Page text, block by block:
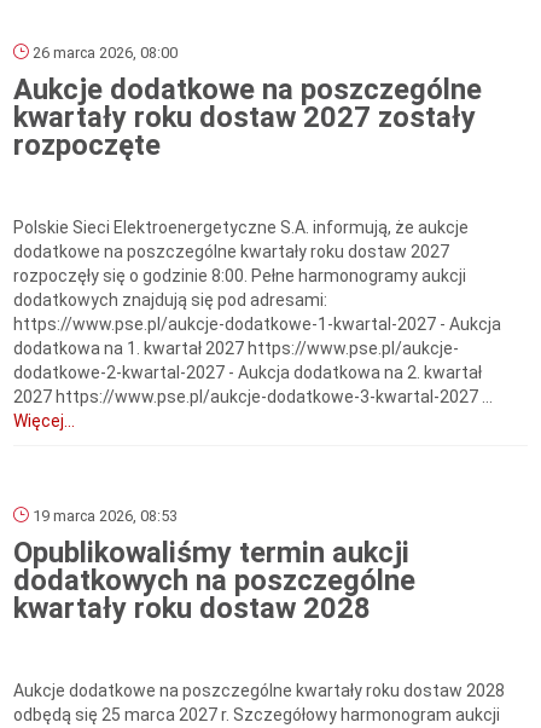
26 marca 2026, 08:00
Aukcje dodatkowe na poszczególne
kwartały roku dostaw 2027 zostały
rozpoczęte
Polskie Sieci Elektroenergetyczne S.A. informują, że aukcje
dodatkowe na poszczególne kwartały roku dostaw 2027
rozpoczęły się o godzinie 8:00. Pełne harmonogramy aukcji
dodatkowych znajdują się pod adresami:
https://www.pse.pl/aukcje-dodatkowe-1-kwartal-2027 - Aukcja
dodatkowa na 1. kwartał 2027 https://www.pse.pl/aukcje-
dodatkowe-2-kwartal-2027 - Aukcja dodatkowa na 2. kwartał
2027 https://www.pse.pl/aukcje-dodatkowe-3-kwartal-2027 ...
Więcej...
19 marca 2026, 08:53
Opublikowaliśmy termin aukcji
dodatkowych na poszczególne
kwartały roku dostaw 2028
Aukcje dodatkowe na poszczególne kwartały roku dostaw 2028
odbędą się 25 marca 2027 r. Szczegółowy harmonogram aukcji